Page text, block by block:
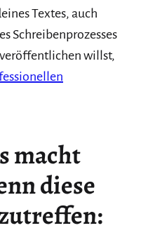
Textes, auch
Schreibenprozesses
willst,
macht
diese